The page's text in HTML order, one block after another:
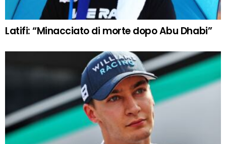
Latifi: “Minacciato di morte dopo Abu Dhabi”